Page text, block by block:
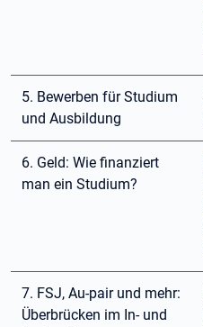
5. Bewerben für Studium
und Ausbildung
6. Geld: Wie finanziert
man ein Studium?
7. FSJ, Au-pair und mehr:
Überbrücken im In- und